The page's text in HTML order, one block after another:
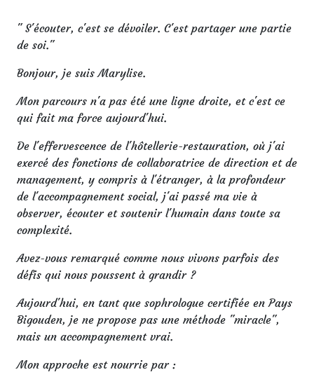
" S'écouter, c'est se dévoiler. C'est partager une partie
de soi."
Bonjour, je suis Marylise.
Mon parcours n'a pas été une ligne droite, et c'est ce
qui fait ma force aujourd'hui.
De l'effervescence de l'hôtellerie-restauration, où j'ai
exercé des fonctions de collaboratrice de direction et de
management, y compris à l'étranger, à la profondeur
de l'accompagnement social, j'ai passé ma vie à
observer, écouter et soutenir l'humain dans toute sa
complexité.
Avez-vous remarqué comme nous vivons parfois des
défis qui nous poussent à grandir ?
Aujourd'hui, en tant que sophrologue certifiée en Pays
Bigouden, je ne propose pas une méthode "miracle",
mais un accompagnement vrai.
Mon approche est nourrie par :